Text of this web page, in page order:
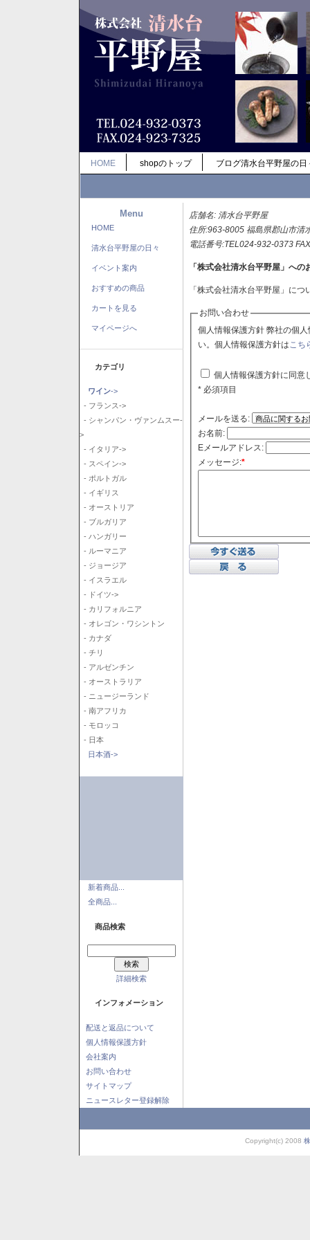
HOME shopのトップ ブログ清水台平野屋の日
Menu
HOME
清水台平野屋の日々
イベント案内
おすすめの商品
カートを見る
マイページへ
カテゴリ
ワイン->
- フランス->
- シャンパン・ヴァンムスー-
>
- イタリア->
- スペイン->
- ポルトガル
- イギリス
- オーストリア
- ブルガリア
- ハンガリー
- ルーマニア
- ジョージア
- イスラエル
- ドイツ->
- カリフォルニア
- オレゴン・ワシントン
- カナダ
- チリ
- アルゼンチン
- オーストラリア
- ニュージーランド
- 南アフリカ
- モロッコ
- 日本
日本酒->
新着商品...
全商品...
商品検索
詳細検索
インフォメーション
配送と返品について
個人情報保護方針
会社案内
お問い合わせ
サイトマップ
ニュースレター登録解除
店舗名: 清水台平野屋
住所:963-8005 福島県郡山市清
電話番号:TEL024-932-0373
「株式会社清水台平野屋」への
「株式会社清水台平野屋」に
お問い合わせ
個人情報保護方針 弊社の個人情報保護方針に同意される場合はチェックボックスをクリックしてくださ
い。個人情報保護方針はこち
個人情報保護方針に同意
* 必須項目
メールを送る:
お名前:
Eメールアドレス:
メッセージ:*
Copyright(c) 2008